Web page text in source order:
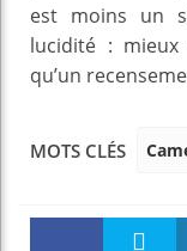
est moins un
lucidité : mieux
qu’un
MOTS CLÉS